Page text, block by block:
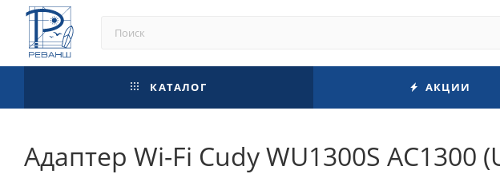
КАТАЛОГ АКЦИИ
Адаптер Wi-Fi Cudy WU1300S AC1300